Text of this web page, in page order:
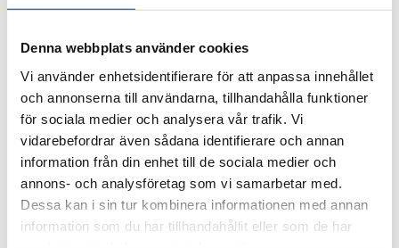
Denna webbplats använder cookies
Vi använder enhetsidentifierare för att anpassa innehållet
och annonserna till användarna, tillhandahålla funktioner
för sociala medier och analysera vår trafik. Vi
vidarebefordrar även sådana identifierare och annan
information från din enhet till de sociala medier och
annons- och analysföretag som vi samarbetar med.
Dessa kan i sin tur kombinera informationen med annan
information som du har tillhandahållit eller som de har
10 kr
st Lägg i varukorgen
Finns i lager
Beskrivning